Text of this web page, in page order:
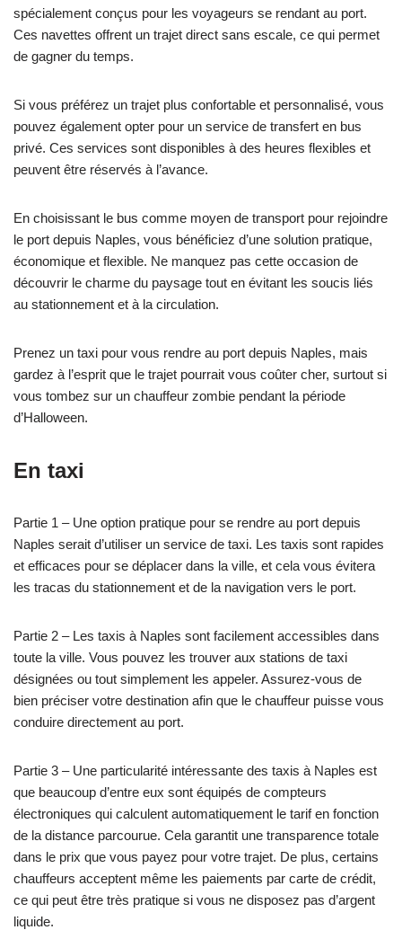
spécialement conçus pour les voyageurs se rendant au port.
Ces navettes offrent un trajet direct sans escale, ce qui permet
de gagner du temps.
Si vous préférez un trajet plus confortable et personnalisé, vous
pouvez également opter pour un service de transfert en bus
privé. Ces services sont disponibles à des heures flexibles et
peuvent être réservés à l’avance.
En choisissant le bus comme moyen de transport pour rejoindre
le port depuis Naples, vous bénéficiez d’une solution pratique,
économique et flexible. Ne manquez pas cette occasion de
découvrir le charme du paysage tout en évitant les soucis liés
au stationnement et à la circulation.
Prenez un taxi pour vous rendre au port depuis Naples, mais
gardez à l’esprit que le trajet pourrait vous coûter cher, surtout si
vous tombez sur un chauffeur zombie pendant la période
d’Halloween.
En taxi
Partie 1 – Une option pratique pour se rendre au port depuis
Naples serait d’utiliser un service de taxi. Les taxis sont rapides
et efficaces pour se déplacer dans la ville, et cela vous évitera
les tracas du stationnement et de la navigation vers le port.
Partie 2 – Les taxis à Naples sont facilement accessibles dans
toute la ville. Vous pouvez les trouver aux stations de taxi
désignées ou tout simplement les appeler. Assurez-vous de
bien préciser votre destination afin que le chauffeur puisse vous
conduire directement au port.
Partie 3 – Une particularité intéressante des taxis à Naples est
que beaucoup d’entre eux sont équipés de compteurs
électroniques qui calculent automatiquement le tarif en fonction
de la distance parcourue. Cela garantit une transparence totale
dans le prix que vous payez pour votre trajet. De plus, certains
chauffeurs acceptent même les paiements par carte de crédit,
ce qui peut être très pratique si vous ne disposez pas d’argent
liquide.